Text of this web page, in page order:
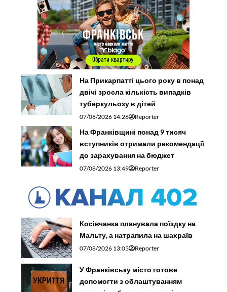
На Прикарпатті цього року в понад
двічі зросла кількість випадків
туберкульозу в дітей
07/08/2026 14:26 Reporter
На Франківщині понад 9 тисяч
вступників отримали рекомендації
до зарахування на бюджет
07/08/2026 13:49 Reporter
Косівчанка планувала поїздку на
Мальту, а натрапила на шахраїв
07/08/2026 13:03 Reporter
У Франківську місто готове
допомогти з облаштуванням